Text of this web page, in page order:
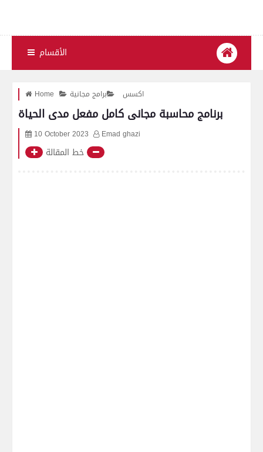
الأقسام
Home اكسس برامج مجانية
برنامج محاسبة مجانى كامل مفعل مدى الحياة
10 October 2023 Emad ghazi
خط المقالة